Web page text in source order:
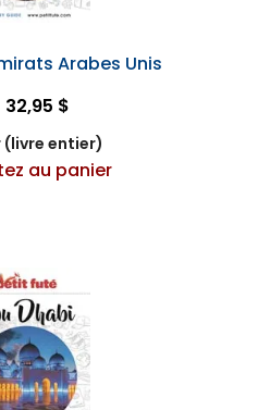
Arabes Unis
32,95 $
(livre entier)
au panier